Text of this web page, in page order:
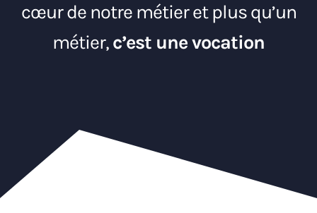
cœur de notre métier et plus qu’un
métier,c’est une vocation